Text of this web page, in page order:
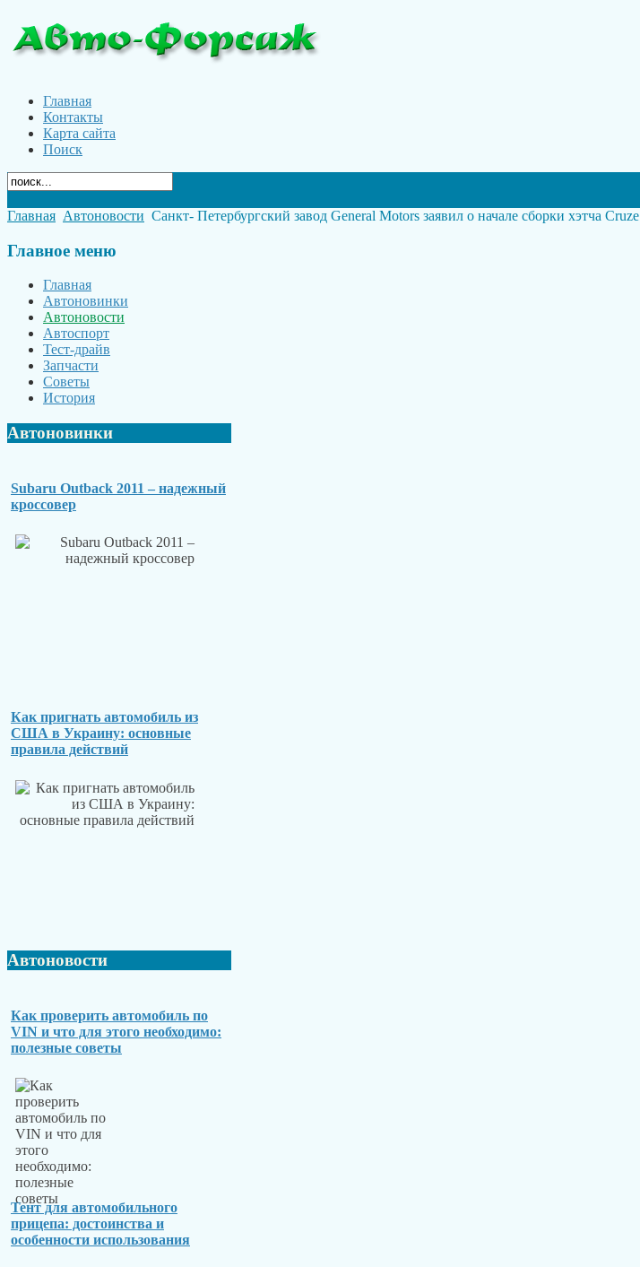
Главная
Контакты
Карта сайта
Поиск
Главная Автоновости Санкт- Петербургский завод General Motors заявил о начале сборки хэтча Cruze
Главное меню
Главная
Автоновинки
Автоновости
Автоспорт
Тест-драйв
Запчасти
Советы
История
Автоновинки
Subaru Outback 2011 – надежный
кроссовер
Как пригнать автомобиль из
США в Украину: основные
правила действий
Автоновости
Как проверить автомобиль по
VIN и что для этого необходимо:
полезные советы
Тент для автомобильного
прицепа: достоинства и
особенности использования